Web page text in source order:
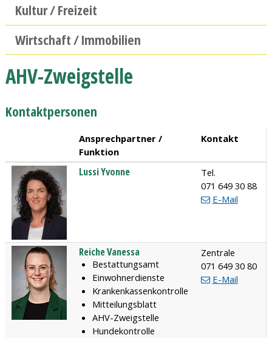
Kultur / Freizeit
Wirtschaft / Immobilien
AHV-Zweigstelle
Kontaktpersonen
Ansprechpartner /
Funktion
Kontakt
LussiYvonne
Tel.
071 649 30 88
E-Mail
ReicheVanessa
Funktion
Bestattungsamt
Einwohnerdienste
Krankenkassenkontrolle
Mitteilungsblatt
AHV-Zweigstelle
Hundekontrolle
Zentrale
071 649 30 80
E-Mail